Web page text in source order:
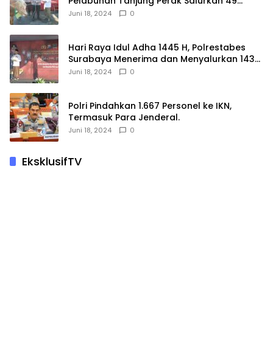
Hewan Korban.
Juni 18, 2024 0
Hari Raya Idul Adha 1445 H, Polrestabes
Surabaya Menerima dan Menyalurkan 143
Hewan Kurban
Juni 18, 2024 0
Polri Pindahkan 1.667 Personel ke IKN,
Termasuk Para Jenderal.
Juni 18, 2024 0
EksklusifTV